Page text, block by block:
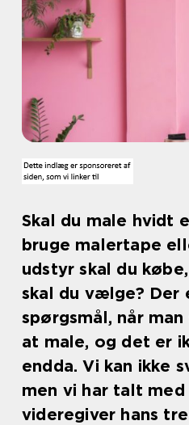
Skal du male hvidt
bruge malertape
udstyr skal du
skal du vælge? Der
spørgsmål, når
at male, og det er
endda. Vi kan ikke
men vi har talt med
videregiver hans